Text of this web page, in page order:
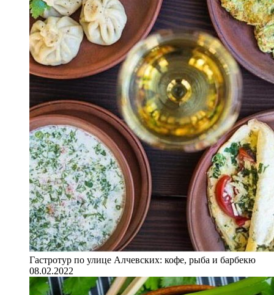
Гастротур по улице Алчевских: кофе, рыба и барбекю
08.02.2022